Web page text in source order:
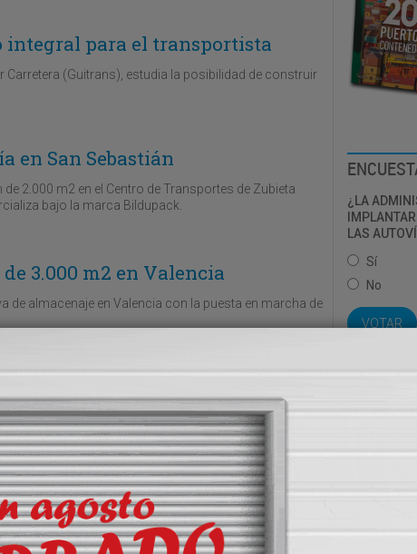
integral para el transportista
(Guitrans), estudia la posibilidad de construir
en San Sebastián
2.000 m2 en el Centro de Transportes de Zubieta
bajo la marca Bildupack.
3.000 m2 en Valencia
almacenaje en Valencia con la puesta en marcha de
en Valencia
amplía su cobertura en la Comunidad Valenciana
de distribución para producto terminado de
de Europa del este con la
¿LA
LAS
Sí
No
LO MÁS
Fribasa
puesta en
El Puerto